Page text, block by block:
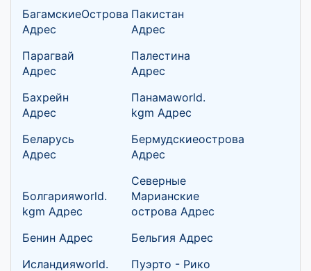
БагамскиеОстрова
Адрес
Пакистан
Адрес
Парагвай
Адрес
Палестина
Адрес
Бахрейн
Адрес
Панамаworld.
kgm Адрес
Беларусь
Адрес
Бермудскиеострова
Адрес
Болгарияworld.
kgm Адрес
Северные
Марианские
острова Адрес
Бенин Адрес
Бельгия Адрес
Исландияworld.
Пуэрто - Рико